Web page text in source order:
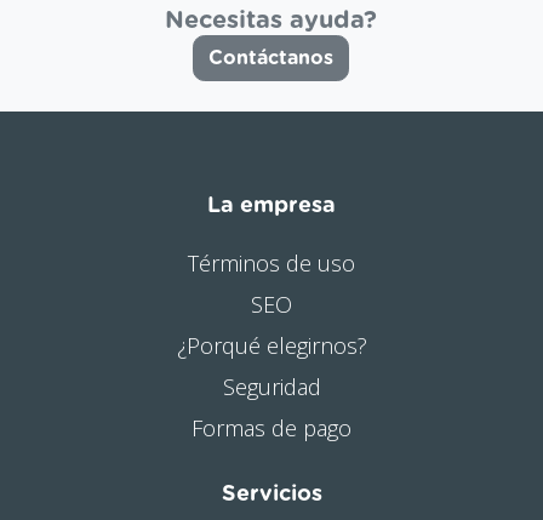
Necesitas ayuda?
Contáctanos
La empresa
Términos de uso
SEO
¿Porqué elegirnos?
Seguridad
Formas de pago
Servicios